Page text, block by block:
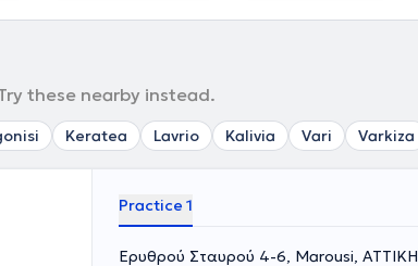
these nearby instead.
Keratea Lavrio Kalivia Vari Varkiza
Practice 1
Ερυθρού Σταυρού 4-6, Marousi, ΑΤΤΙΚΗ